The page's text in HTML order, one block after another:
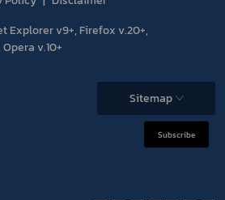
Explorer v9+, Firefox v.20+,
v.10+
Sitemap
Subscribe